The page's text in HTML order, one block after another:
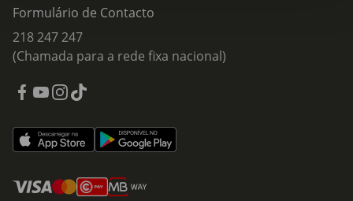
Formulário de Contacto
218 247 247
(Chamada para a rede fixa nacional)